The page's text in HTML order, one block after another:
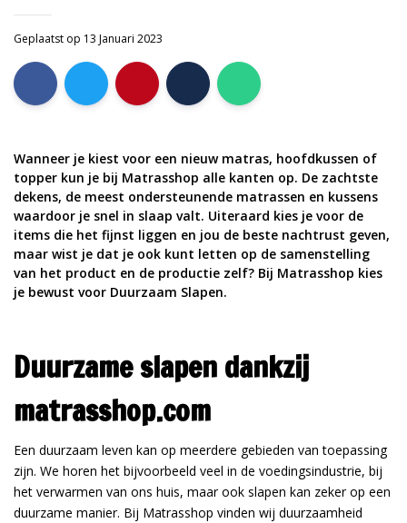
Geplaatst op 13 Januari 2023
Wanneer je kiest voor een nieuw matras, hoofdkussen of
topper kun je bij Matrasshop alle kanten op. De zachtste
dekens, de meest ondersteunende matrassen en kussens
waardoor je snel in slaap valt. Uiteraard kies je voor de
items die het fijnst liggen en jou de beste nachtrust geven,
maar wist je dat je ook kunt letten op de samenstelling
van het product en de productie zelf? Bij Matrasshop kies
je bewust voor Duurzaam Slapen.
Duurzame slapen dankzij
matrasshop.com
Een duurzaam leven kan op meerdere gebieden van toepassing
zijn. We horen het bijvoorbeeld veel in de voedingsindustrie, bij
het verwarmen van ons huis, maar ook slapen kan zeker op een
duurzame manier. Bij Matrasshop vinden wij duurzaamheid